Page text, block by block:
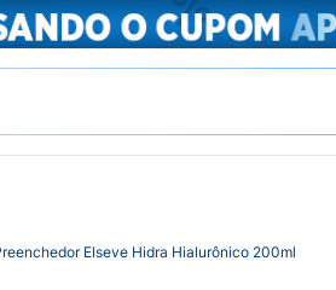
Elseve Hidra Hialurônico 200ml